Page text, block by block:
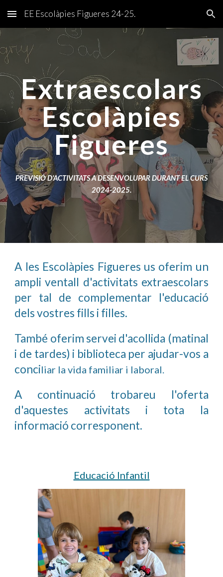
Skip to main content Skip to navigation
EE Escolàpies Figueres 24-25.
Extraescolars
Escolàpies
Figueres
PREVISIÓ D'ACTIVITATS A DESENVOLUPAR DURANT EL CURS
2024-2025.
A les Escolàpies Figueres us oferim un
ampli ventall d'activitats extraescolars
per tal de complementar l'educació
dels vostres fills i filles.
També oferim servei d'acollida (matinal
i de tardes) i biblioteca per ajudar-vos a
conciliar la vida familiar i laboral.
A continuació trobareu l'oferta
d'aquestes activitats i tota la
informació corresponent.
Educació Infantil